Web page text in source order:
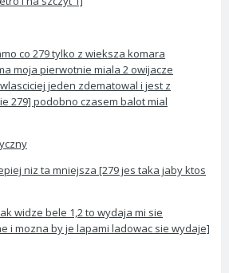
co 279 tylko z wieksza komara
moja pierwotnie miala 2 owijacze
jeden zdematowal i jest z
279] podobno czasem balot mial
niz ta mniejsza [279 jes taka jaby ktos
widze bele 1,2 to wydaja mi sie
i mozna by je lapami ladowac sie wydaje]